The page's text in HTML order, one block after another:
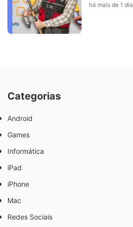
há mais de 1 dia
Categorias
Android
Games
Informática
iPad
iPhone
Mac
Redes Sociais